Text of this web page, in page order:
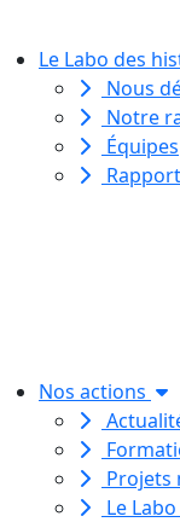
Le Labo des
Nous
Notre
Équipes
Nos actions
Projets
Le